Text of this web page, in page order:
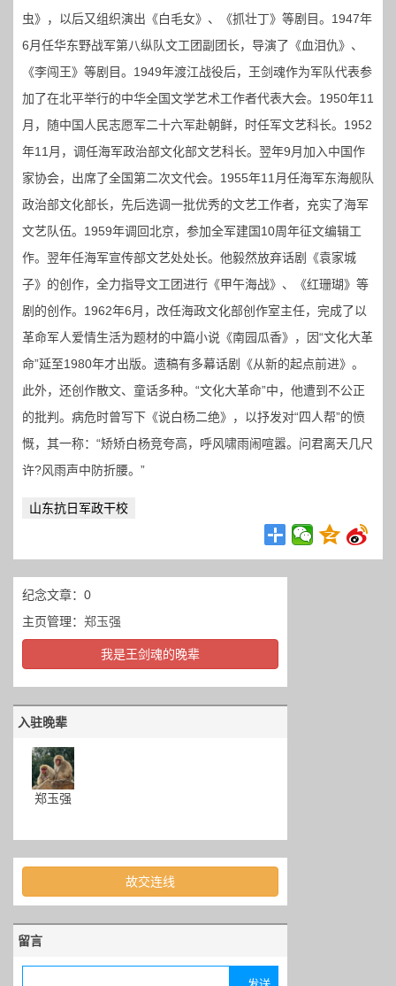
虫》，以后又组织演出《白毛女》、《抓壮丁》等剧目。1947年
6月任华东野战军第八纵队文工团副团长，导演了《血泪仇》、
《李闯王》等剧目。1949年渡江战役后，王剑魂作为军队代表参
加了在北平举行的中华全国文学艺术工作者代表大会。1950年11
月，随中国人民志愿军二十六军赴朝鲜，时任军文艺科长。1952
年11月，调任海军政治部文化部文艺科长。翌年9月加入中国作
家协会，出席了全国第二次文代会。1955年11月任海军东海舰队
政治部文化部长，先后选调一批优秀的文艺工作者，充实了海军
文艺队伍。1959年调回北京，参加全军建国10周年征文编辑工
作。翌年任海军宣传部文艺处处长。他毅然放弃话剧《袁家城
子》的创作，全力指导文工团进行《甲午海战》、《红珊瑚》等
剧的创作。1962年6月，改任海政文化部创作室主任，完成了以
革命军人爱情生活为题材的中篇小说《南园瓜香》，因“文化大革
命”延至1980年才出版。遗稿有多幕话剧《从新的起点前进》。
此外，还创作散文、童话多种。“文化大革命”中，他遭到不公正
的批判。病危时曾写下《说白杨二绝》，以抒发对“四人帮”的愤
慨，其一称：“矫矫白杨竞夸高，呼风啸雨闹喧嚣。问君离天几尺
许?风雨声中防折腰。”
山东抗日军政干校
纪念文章：0
主页管理： 郑玉强
我是王剑魂的晚辈
入驻晚辈
郑玉强
故交连线
留言